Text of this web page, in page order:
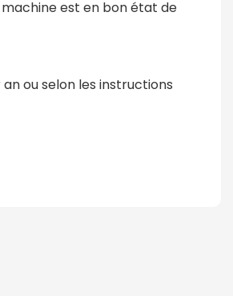
est en bon état de
ou selon les instructions